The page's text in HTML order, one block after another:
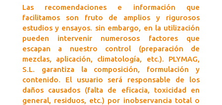
Las recomendaciones e información que
facilitamos son fruto de amplios y rigurosos
estudios y ensayos. sin embargo, en la utilización
pueden intervenir numerosos factores que
escapan a nuestro control (preparación de
mezclas, aplicación, climatología, etc.). PLYMAG,
S.L. garantiza la composición, formulación y
contenido. El usuario será responsable de los
daños causados (falta de eficacia, toxicidad en
general, residuos, etc.) por inobservancia total o